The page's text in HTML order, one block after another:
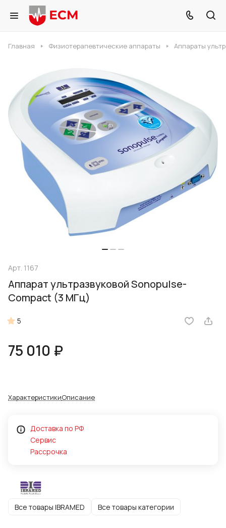
Главная Физиотерапевтические аппараты Аппараты
Арт. 1167
Аппарат ультразвуковой Sonopulse-
Compact (3 МГц)
5
75 010 ₽
ХарактеристикиОписание
Доставка по РФ
Сервис
Рассрочка
Все товары IBRAMED Все товары категории